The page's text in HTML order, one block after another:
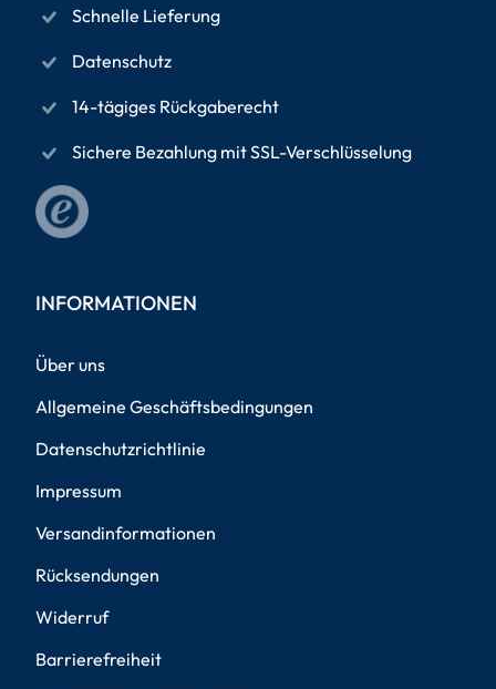
Schnelle Lieferung
Datenschutz
14-tägiges Rückgaberecht
Sichere Bezahlung mit SSL-Verschlüsselung
INFORMATIONEN
Über uns
Allgemeine Geschäftsbedingungen
Datenschutzrichtlinie
Impressum
Versandinformationen
Rücksendungen
Widerruf
Barrierefreiheit